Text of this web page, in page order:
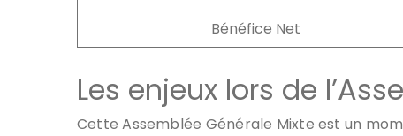
Bénéfice Net
Les enjeux lors de
Cette Assemblée Générale Mixte est un